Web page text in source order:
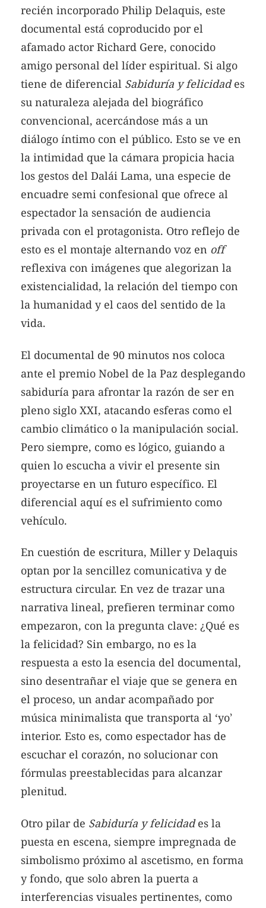
recién incorporado Philip Delaquis, este
documental está coproducido por el
afamado actor Richard Gere, conocido
amigo personal del líder espiritual. Si algo
tiene de diferencial Sabiduría y felicidades
su naturaleza alejada del biográfico
convencional, acercándose más a un
diálogo íntimo con el público. Esto se ve en
la intimidad que la cámara propicia hacia
los gestos del Dalái Lama, una especie de
encuadre semi confesional que ofrece al
espectador la sensación de audiencia
privada con el protagonista. Otro reflejo de
esto es el montaje alternando voz en off
reflexiva con imágenes que alegorizan la
existencialidad, la relación del tiempo con
la humanidad y el caos del sentido de la
vida.
El documental de 90 minutos nos coloca
ante el premio Nobel de la Paz desplegando
sabiduría para afrontar la razón de ser en
pleno siglo XXI, atacando esferas como el
cambio climático o la manipulación social.
Pero siempre, como es lógico, guiando a
quien lo escucha a vivir el presente sin
proyectarse en un futuro específico. El
diferencial aquí es el sufrimiento como
vehículo.
En cuestión de escritura, Miller y Delaquis
optan por la sencillez comunicativa y de
estructura circular. En vez de trazar una
narrativa lineal, prefieren terminar como
empezaron, con la pregunta clave: ¿Qué es
la felicidad? Sin embargo, no es la
respuesta a esto la esencia del documental,
sino desentrañar el viaje que se genera en
el proceso, un andar acompañado por
música minimalista que transporta al ‘yo’
interior. Esto es, como espectador has de
escuchar el corazón, no solucionar con
fórmulas preestablecidas para alcanzar
plenitud.
Otro pilar de Sabiduría y felicidades la
puesta en escena, siempre impregnada de
simbolismo próximo al ascetismo, en forma
y fondo, que solo abren la puerta a
interferencias visuales pertinentes, como